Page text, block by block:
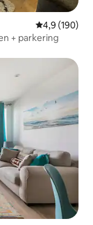
4,9 av 5 i
4,9 (190)
+ parkering